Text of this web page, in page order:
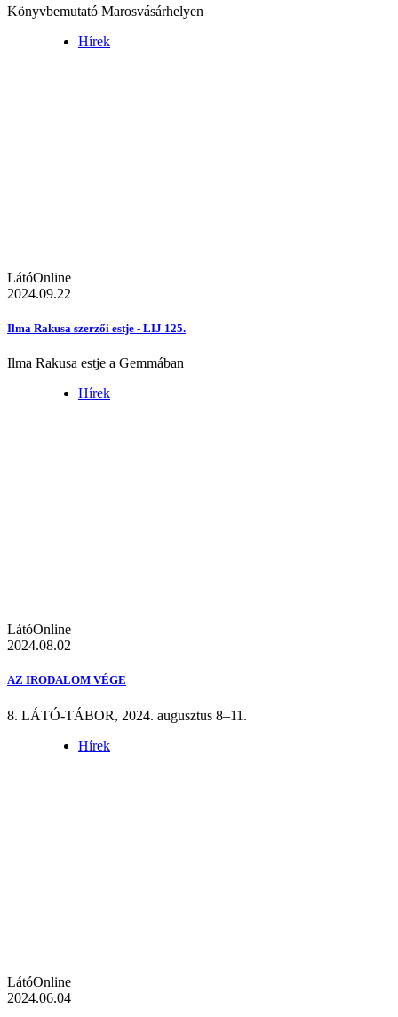
Könyvbemutató Marosvásárhelyen
Hírek
LátóOnline
2024.09.22
Ilma Rakusa szerzői estje - LIJ 125.
Ilma Rakusa estje a Gemmában
Hírek
LátóOnline
2024.08.02
AZ IRODALOM VÉGE
8. LÁTÓ-TÁBOR, 2024. augusztus 8–11.
Hírek
LátóOnline
2024.06.04